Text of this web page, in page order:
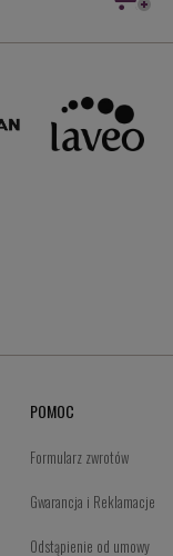
POMOC
Formularz zwrotów
Gwarancja i Reklamacje
Odstąpienie od umowy